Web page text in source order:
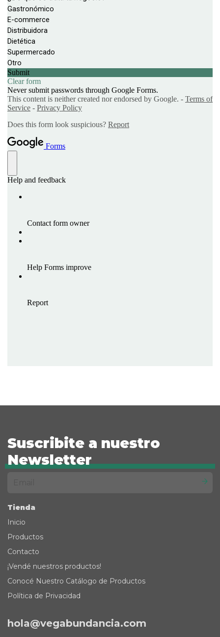
Suscribite a nuestro
Newsletter
Tienda
Inicio
Productos
Contacto
¡Vendé nuestros productos!
Conocé Nuestro Catálogo de Productos
Política de Privacidad
hola@vegabundancia.com